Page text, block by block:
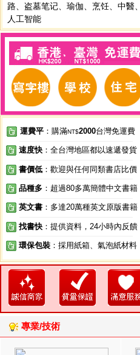
路
盗墓笔记 瑜伽 烹饪 中醫
人工智能
運費平 ：購滿NT$2000台灣免運費
速度快 ：全台灣地區都以速遞發貨
書價低 ：歡迎與任何同類書店比價
品種多 ：超過80多萬簡體中文書籍
英文書 ：多達20萬種英文原版書籍
找書快 ：提供資料，24小時內反饋
環保包裝 ：採用紙箱、氣泡紙材料
專業/技術